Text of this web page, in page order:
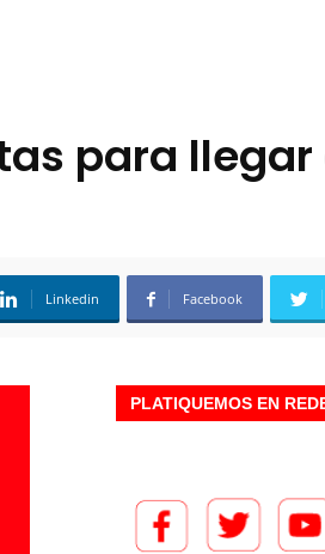
para llegar
Linkedin Facebook
PLATIQUEMOS EN